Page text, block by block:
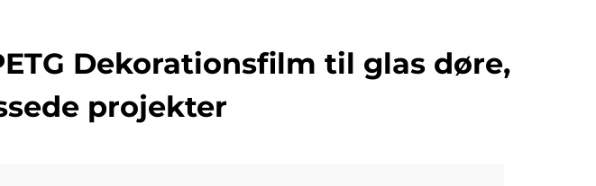
Dekorationsfilm til glas døre,
projekter